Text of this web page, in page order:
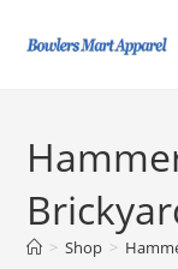
> Shop >